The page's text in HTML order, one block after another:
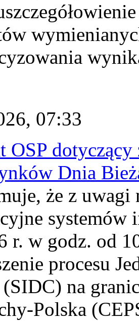
07:33
OSP dotyczący
Dnia
że z uwagi
r. w godz. od
procesu
(SIDC) na
Polska